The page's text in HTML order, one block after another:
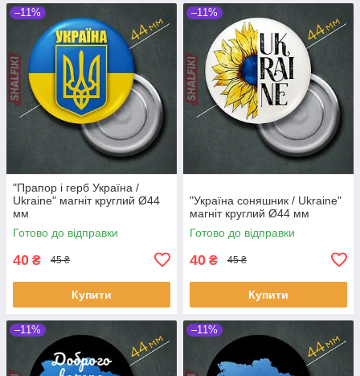
–11%
"Прапор і герб Українa /
Ukraine" магніт круглий Ø44
мм
Готово до відправки
40 ₴ 45 ₴
Купити
–11%
"Україна соняшник / Ukraine"
магніт круглий Ø44 мм
Готово до відправки
40 ₴ 45 ₴
Купити
–11% –11%